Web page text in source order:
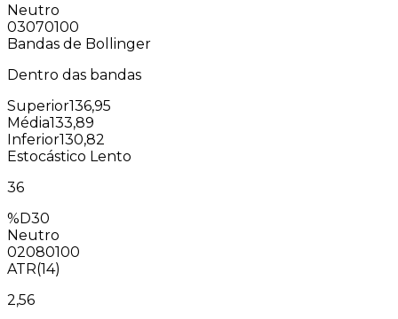
Neutro
03070100
Bandas de Bollinger
Dentro das bandas
Superior136,95
Média133,89
Inferior130,82
Estocástico Lento
36
%D30
Neutro
02080100
ATR(14)
2,56